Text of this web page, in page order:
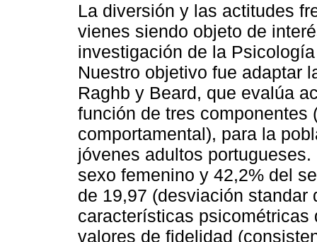
La diversión y las actitudes
vienes siendo objeto de
investigación de la
Nuestro objetivo fue adaptar
Raghb y Beard, que evalúa
función de tres componentes
comportamental), para la
jóvenes adultos
sexo femenino y 42,2% del
de 19,97 (desviación standar
características
valores de fidelidad